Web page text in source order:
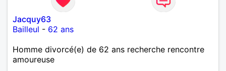
Jacquy63
Bailleul - 62 ans
Homme divorcé(e) de 62 ans recherche rencontre
amoureuse